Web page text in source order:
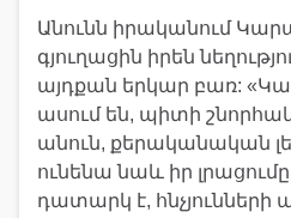
Անունն իրականում
գյուղացին իրեն
այդքան երկար բառ:
ասում են, պիտի
անուն, քերականական
ունենա նաև իր
դատարկ է, հնչյունների